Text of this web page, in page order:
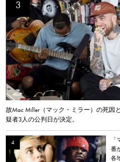
故Mac Miller（マック・ミラー）の死因
疑者3人の公判日が決定。
番
各